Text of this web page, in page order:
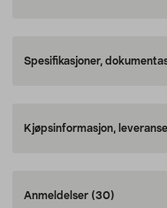
Spesifikasjoner,
Kjøpsinformasjon,
Anmeldelser (30)